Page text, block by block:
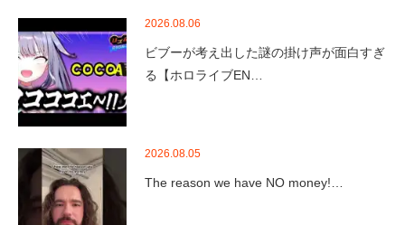
2026.08.06
ビブーが考え出した謎の掛け声が面白すぎ
る【ホロライブEN…
2026.08.05
The reason we have NO money!…